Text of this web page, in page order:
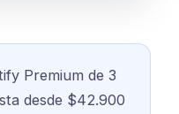
Premium de 3
desde $42.900